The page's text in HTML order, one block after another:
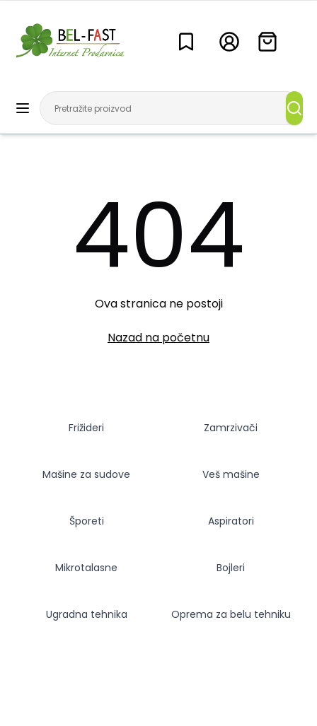
404
Ova stranica ne postoji
Nazad na početnu
Frižideri Zamrzivači
Mašine za sudove Veš mašine
Šporeti Aspiratori
Mikrotalasne Bojleri
Ugradna tehnika Oprema za belu tehniku